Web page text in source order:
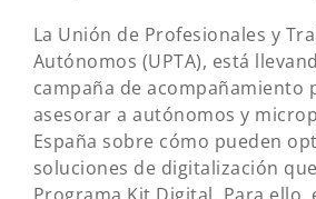
La Unión de Profesionales y
Autónomos (UPTA), está
campaña de acompañamiento
asesorar a autónomos y
España sobre cómo pueden
soluciones de digitalización